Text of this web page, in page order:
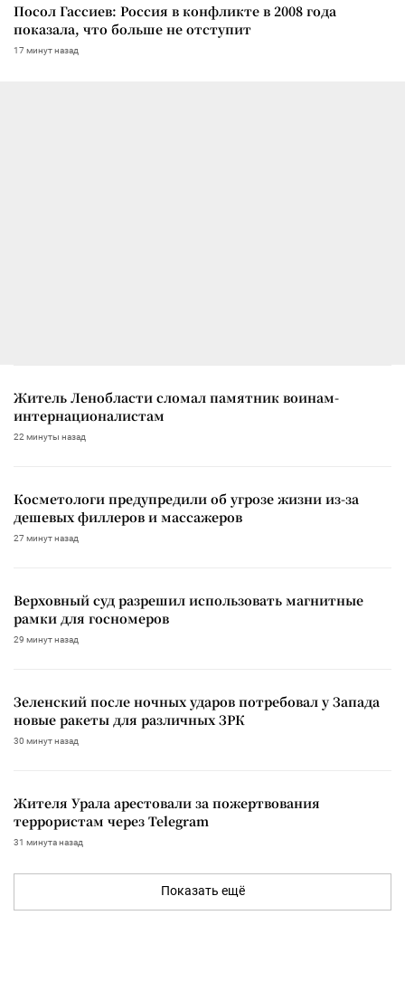
Посол Гассиев: Россия в конфликте в 2008 года
показала, что больше не отступит
17 минут назад
Житель Ленобласти сломал памятник воинам-
интернационалистам
22 минуты назад
Косметологи предупредили об угрозе жизни из-за
дешевых филлеров и массажеров
27 минут назад
Верховный суд разрешил использовать магнитные
рамки для госномеров
29 минут назад
Зеленский после ночных ударов потребовал у Запада
новые ракеты для различных ЗРК
30 минут назад
Жителя Урала арестовали за пожертвования
террористам через Telegram
31 минута назад
Показать ещё